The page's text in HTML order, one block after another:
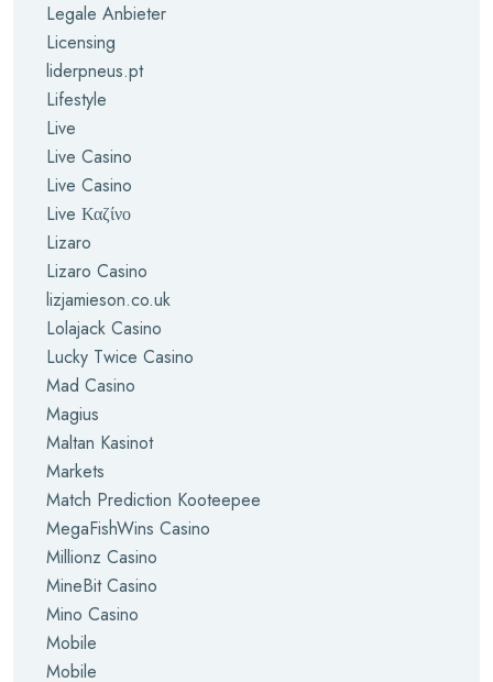
Legale Anbieter
Licensing
liderpneus.pt
Lifestyle
Live
Live Casino
Live Casino
Live Καζίνο
Lizaro
Lizaro Casino
lizjamieson.co.uk
Lolajack Casino
Lucky Twice Casino
Mad Casino
Magius
Maltan Kasinot
Markets
Match Prediction Kooteepee
MegaFishWins Casino
Millionz Casino
MineBit Casino
Mino Casino
Mobile
Mobile